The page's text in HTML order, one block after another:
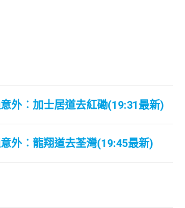
意外︰加士居道去紅磡(19:31最新)
外︰龍翔道去荃灣(19:45最新)